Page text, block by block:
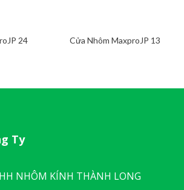
24 Cửa Nhôm MaxproJP 13
Ty
NHÔM KÍNH THÀNH LONG